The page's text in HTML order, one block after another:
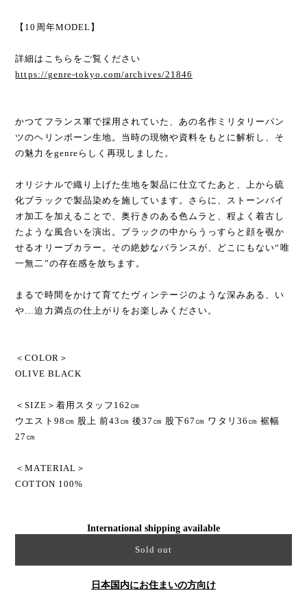
【10周年MODEL】
詳細はこちらをご覧ください
https://genre-tokyo.com/archives/21846
かつてフランス軍で採用されていた、あの名作ミリタリーパン
ツのヘリンボーン生地。当時の現物や資料をもとに解析し、そ
の魅力をgenreらしく再現しました。
オリジナルで織り上げた生地を製品に仕立てたあと、上から硫
化ブラックで製品染めを施しています。さらに、ストーンバイ
オ加工を加えることで、奥行きのある色ムラと、程よく着古し
たような風合いを演出。ブラックの中からうっすらと顔を覗か
せるオリーブカラー。その絶妙なバランスが、どこにもない“唯
一無二”の存在感を放ちます。
まるで時間をかけて育てたヴィンテージのような深みある、い
や…迫力満点の仕上がりをお楽しみください。
＜COLOR＞
OLIVE BLACK
＜SIZE＞着用スタッフ162㎝
ウエスト98㎝ 股上 前43㎝ 後37㎝ 股下67㎝ ワタリ36㎝ 裾幅
27㎝
＜MATERIAL＞
COTTON 100%
International shipping available
Sold out
日本国内にお住まいの方向け